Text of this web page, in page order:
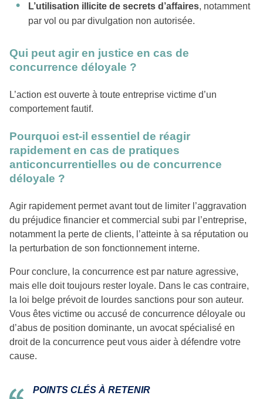
L’utilisation illicite de secrets d’affaires, notamment
par vol ou par divulgation non autorisée.
Qui peut agir en justice en cas de
concurrence déloyale ?
L’action est ouverte à toute entreprise victime d’un
comportement fautif.
Pourquoi est-il essentiel de réagir
rapidement en cas de pratiques
anticoncurrentielles ou de concurrence
déloyale ?
Agir rapidement permet avant tout de limiter l’aggravation
du préjudice financier et commercial subi par l’entreprise,
notamment la perte de clients, l’atteinte à sa réputation ou
la perturbation de son fonctionnement interne.
Pour conclure, la concurrence est par nature agressive,
mais elle doit toujours rester loyale. Dans le cas contraire,
la loi belge prévoit de lourdes sanctions pour son auteur.
Vous êtes victime ou accusé de concurrence déloyale ou
d’abus de position dominante, un avocat spécialisé en
droit de la concurrence peut vous aider à défendre votre
cause.
POINTS CLÉS À RETENIR